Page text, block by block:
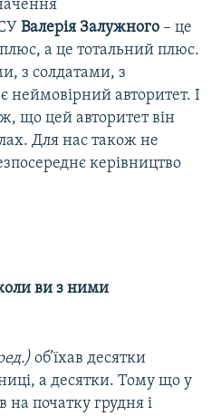
Валерія Залужного – це
а це тотальний плюс.
з солдатами, з
неймовірний авторитет. І
що цей авторитет він
Для нас також не
керівництво
ви з ними
об’їхав десятки
а десятки. Тому що у
на початку грудня і